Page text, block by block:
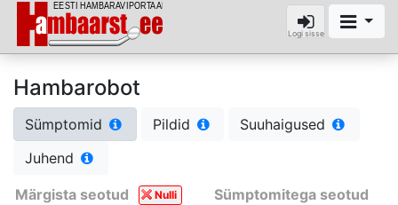
Logi sisse
Hambarobot
Sümptomid Pildid
Suuhaigused
Juhend
Nulli
Märgista seotud
Sümptomitega seotud